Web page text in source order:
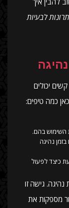
לבעיות
יכולים
כמה טיפים:
השימוש בהם.
נהיגה
כיצד לפעול
גישה זו
מספקות את